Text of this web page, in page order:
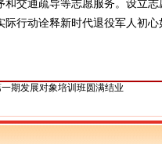
和交通疏导等志愿服务。设立
际行动诠释新时代退役军人初
期发展对象培训班圆满结业